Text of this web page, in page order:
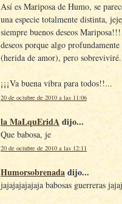
Así es Mariposa de Humo, se
una especie totalmente distinta,
siempre buenos deseos
deseos porque algo
(herida de amor), pero
¡¡¡Va buena vibra para todos!!...
20 de octubre de 2010 a las 11:06
la MaLquEridAdijo...
Que babosa, je
20 de octubre de 2010 a las 12:11
Humorsobrenadadijo...
jajajajajajaja babosas guerreras